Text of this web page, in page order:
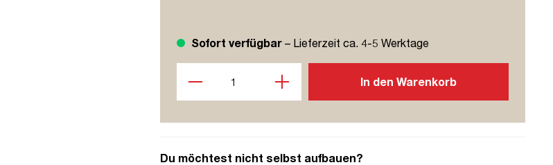
Sofort verfügbar– Lieferzeit ca. 4-5 Werktage
In den Warenkorb
Du möchtest nicht selbst aufbauen?